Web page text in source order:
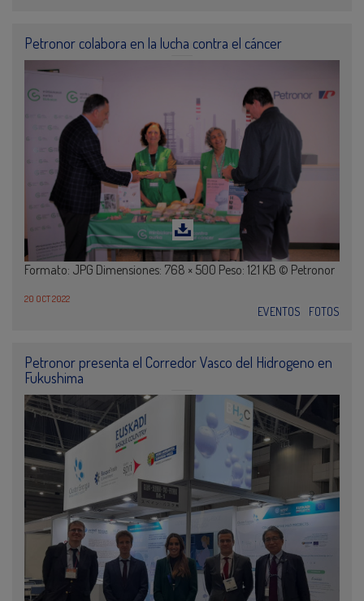
Petronor colabora en la lucha contra el cáncer
Formato: JPG Dimensiones: 768 × 500 Peso: 121 KB © Petronor
20 OCT 2022
EVENTOS FOTOS
Petronor presenta el Corredor Vasco del Hidrogeno en
Fukushima